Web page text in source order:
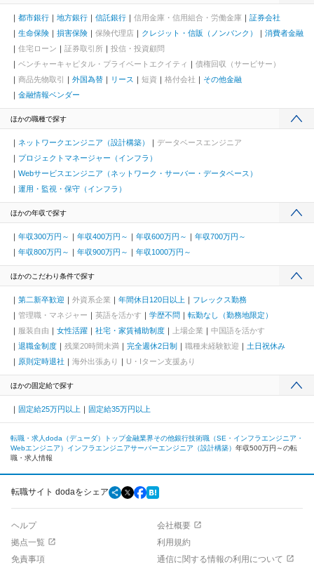
都市銀行 地方銀行 信託銀行 信用金庫・信用組合・労働金庫
証券会社
生命保険
損害保険 保険代理店 クレジット・信販（ノンバンク）
消費者金融
住宅ローン
証券取引所
投信・投資顧問
ベンチャーキャピタル・プライベートエクイティ
債権回収（サービサー）
商品先物取引
外国為替 リース 短資 格付会社
その他金融
金融情報ベンダー
ほかの職種で探す
ネットワークエンジニア（設計構築）
データベースエンジニア
プロジェクトマネージャー（インフラ）
Webサービスエンジニア（ネットワーク・サーバー・データベース）
運用・監視・保守（インフラ）
ほかの年収で探す
年収300万円～ 年収400万円～ 年収600万円～
年収700万円～
年収800万円～
年収900万円～ 年収1000万円～
ほかのこだわり条件で探す
第二新卒歓迎 外資系企業 年間休日120日以上
フレックス勤務
管理職・マネジャー
英語を活かす 学歴不問
転勤なし（勤務地限定）
服装自由
女性活躍 社宅・家賃補助制度 上場企業
中国語を活かす
退職金制度
残業20時間未満 完全週休2日制 職種未経験歓迎
土日祝休み
原則定時退社
海外出張あり U・Iターン支援あり
ほかの固定給で探す
固定給25万円以上 固定給35万円以上
転職・求人doda（デューダ）トップ金融業界その他銀行技術職（SE・インフラエンジニア・
Webエンジニア） インフラエンジニアサーバーエンジニア（設計構築） 年収500万円～の転
職・求人情報
転職サイト dodaをシェア
ヘルプ
会社概要
拠点一覧
利用規約
免責事項
通信に関する情報の利用について